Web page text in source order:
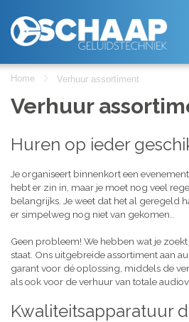
Home Verhuur assortiment
Verhuur
Huren op ieder
Je organiseert binnenkort een
hebt er zin in, maar je moet nog veel
belangrijks. Je weet dat het al geregeld
er simpelweg nog niet van gekomen..
Geen probleem! We hebben wat je
staat. Ons uitgebreide assortiment aan
garant voor dé oplossing, middels de
als ook voor de verhuur van totale
Kwaliteitsapparatuur